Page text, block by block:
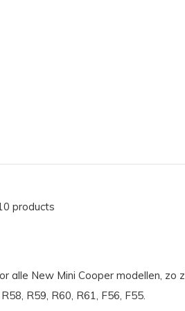
products
alle New Mini Cooper modellen, zo
R59, R60, R61, F56, F55.